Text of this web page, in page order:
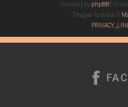
Powered by phpBB®
Magyar fordítás ©